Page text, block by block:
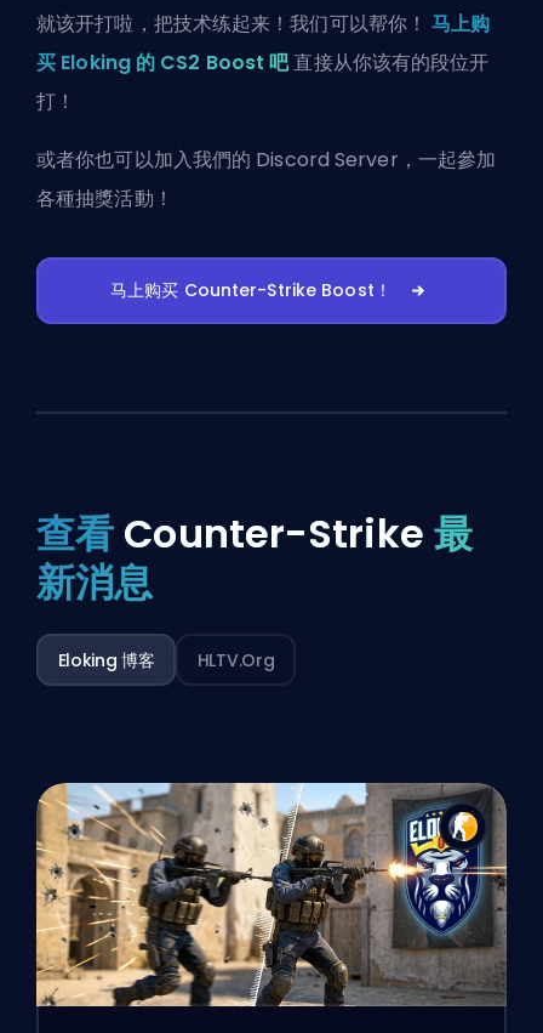
就该开打啦，把技术练起来！我们可以帮你！马上购
买 Eloking 的 CS2 Boost 吧直接从你该有的段位开
打！
或者你也可以加入我們的 Discord Server ，一起參加
各種抽獎活動！
马上购买 Counter-Strike Boost！
查看 Counter-Strike 最
新消息
Eloking 博客 HLTV.org